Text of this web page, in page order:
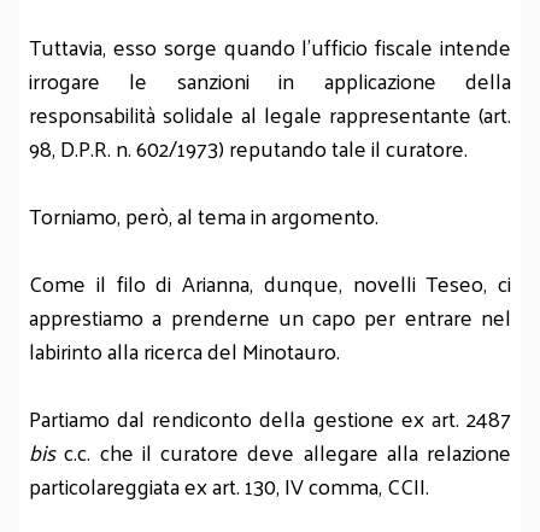
Tuttavia, esso sorge quando l’ufficio fiscale intende
irrogare le sanzioni in applicazione della
responsabilità solidale al legale rappresentante (art.
98, D.P.R. n. 602/1973) reputando tale il curatore.
Torniamo, però, al tema in argomento.
Come il filo di Arianna, dunque, novelli Teseo, ci
apprestiamo a prenderne un capo per entrare nel
labirinto alla ricerca del Minotauro.
Partiamo dal rendiconto della gestione ex art. 2487
bisc.c. che il curatore deve allegare alla relazione
particolareggiata ex art. 130, IV comma, CCII.